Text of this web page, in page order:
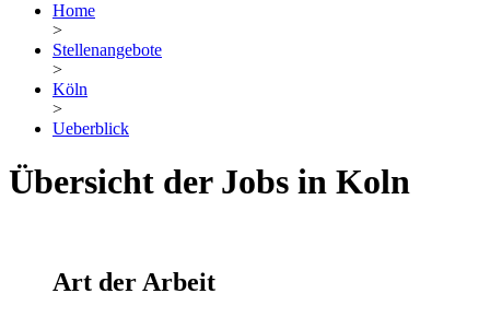
Home
>
Stellenangebote
>
Köln
>
Ueberblick
Übersicht der Jobs in Koln
Art der Arbeit